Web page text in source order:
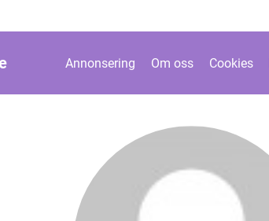
Annonsering Om oss Cookies